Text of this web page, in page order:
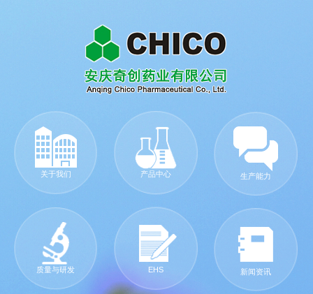
关于我们 产品中心 生产能力
质量与研发 EHS 新闻资讯